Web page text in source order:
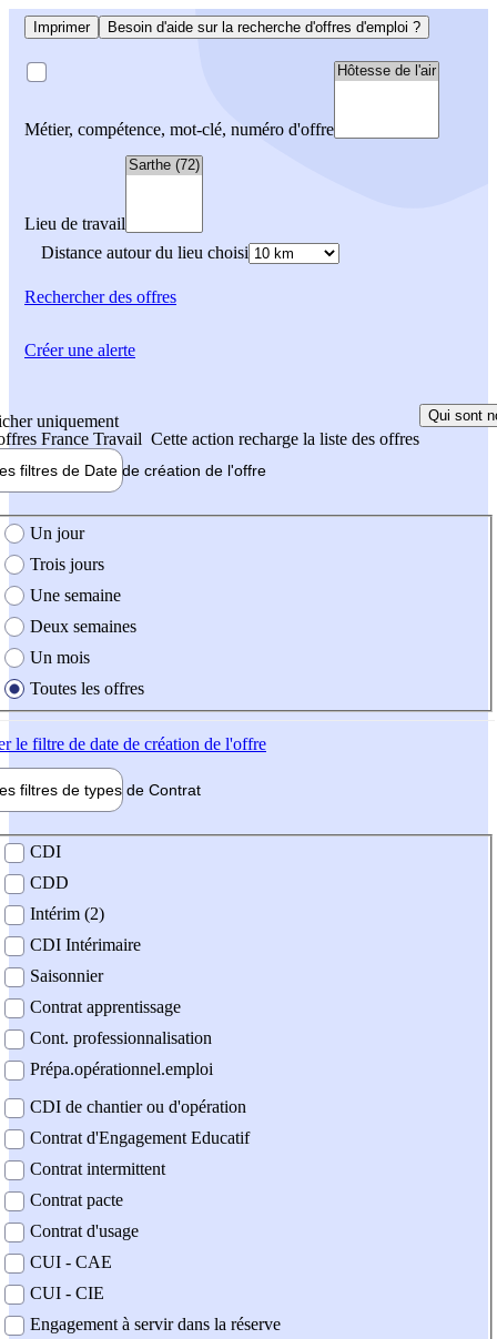
Imprimer Besoin d'aide sur la recherche d'offres d'emploi ?
Métier, compétence, mot-clé, numéro d'offre
Lieu de travail
Distance autour du lieu choisi
Rechercherdes offres
uniquement
France Travail Cette action recharge la liste des offres
Qui sont
filtres de Date de création de l'offre
création de l'offre
Un jour
Trois jours
Une semaine
Deux semaines
Un mois
Toutes les offres
le filtre de date de création de l'offre
filtres de types de Contrat
contrat
CDI
CDD
Intérim (2)
CDI Intérimaire
Saisonnier
Contrat apprentissage
Cont. professionnalisation
Prépa.opérationnel.emploi
CDI de chantier ou d'opération
Contrat d'Engagement Educatif
Contrat intermittent
Contrat pacte
Contrat d'usage
CUI - CAE
CUI - CIE
Engagement à servir dans la réserve
Créer une alerte